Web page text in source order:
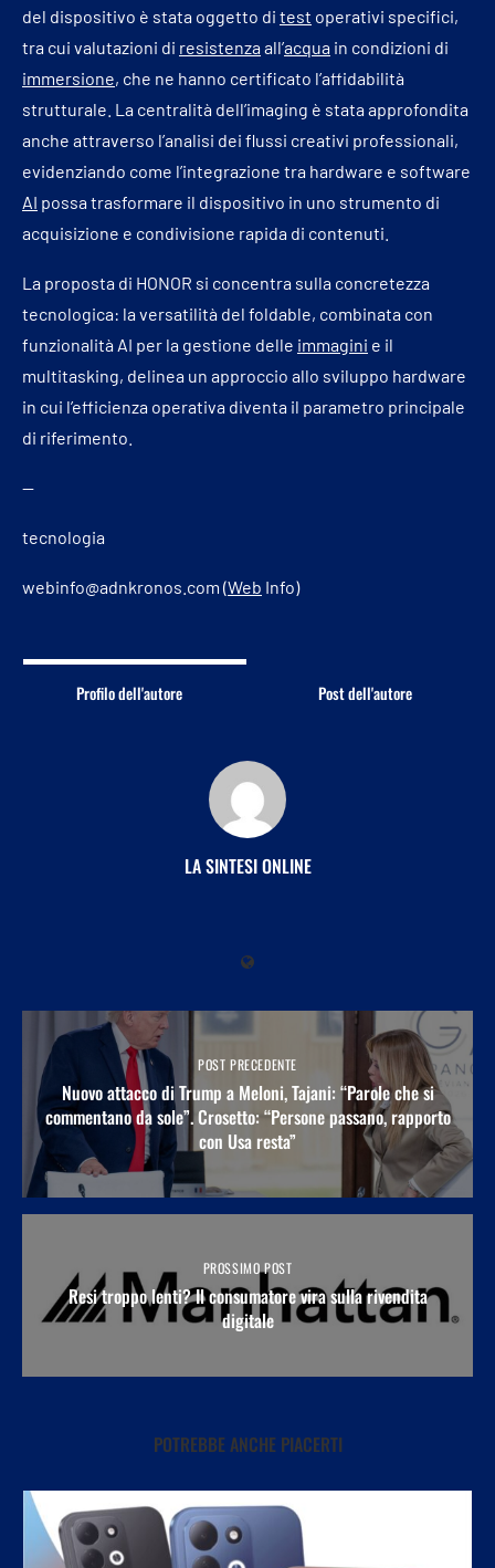
del dispositivo è stata oggetto di test operativi specifici,
tra cui valutazioni di resistenzaall’acqua in condizioni di
immersione, che ne hanno certificato l’affidabilità
strutturale. La centralità dell’imaging è stata approfondita
anche attraverso l’analisi dei flussi creativi professionali,
evidenziando come l’integrazione tra hardware e software
AI possa trasformare il dispositivo in uno strumento di
acquisizione e condivisione rapida di contenuti.
La proposta di HONOR si concentra sulla concretezza
tecnologica: la versatilità del foldable, combinata con
funzionalità AI per la gestione delle immagini e il
multitasking, delinea un approccio allo sviluppo hardware
in cui l’efficienza operativa diventa il parametro principale
di riferimento.
—
tecnologia
webinfo@adnkronos.com (Web Info)
Profilo dell'autore Post dell'autore
LA SINTESI ONLINE
POST PRECEDENTE
Nuovo attacco di Trump a Meloni, Tajani: “Parole che si
commentano da sole”. Crosetto: “Persone passano, rapporto
con Usa resta”
PROSSIMO POST
Resi troppo lenti? Il consumatore vira sulla rivendita
digitale
POTREBBE ANCHE PIACERTI